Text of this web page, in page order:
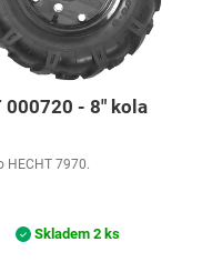
000720 - 8" kola
HECHT 7970.
Skladem2 ks